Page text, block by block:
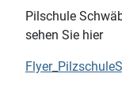
Pilschule
sehen Sie hier